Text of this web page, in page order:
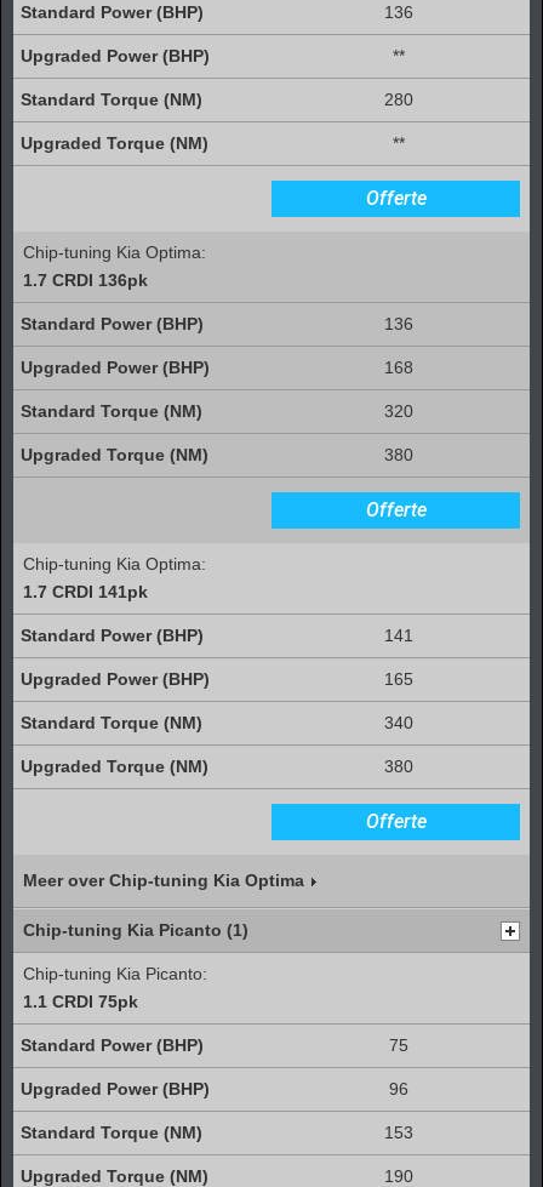
136
**
280
**
Offerte
Chip-tuning Kia Optima:
1.7 CRDI 136pk
136
168
320
380
Offerte
Chip-tuning Kia Optima:
1.7 CRDI 141pk
141
165
340
380
Offerte
Meer over Chip-tuning Kia Optima
Chip-tuning Kia Picanto (1)
Chip-tuning Kia Picanto:
1.1 CRDI 75pk
75
96
153
190